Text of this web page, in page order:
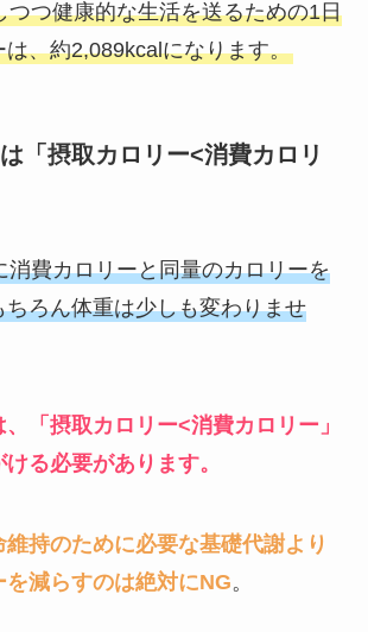
つつ健康的な生活を送るための1日
、約2,089kcalになります。
「摂取カロリー<消費カロリ
消費カロリーと同量のカロリーを
ろん体重は少しも変わりませ
「摂取カロリー<消費カロリー」
る必要があります。
維持のために必要な基礎代謝より
を減らすのは絶対にNG。